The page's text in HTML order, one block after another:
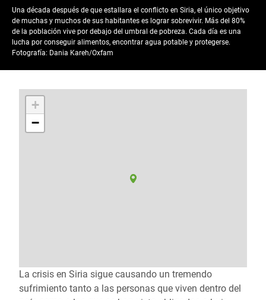
Una década después de que estallara el conflicto en Siria, el único objetivo
de muchas y muchos de sus habitantes es lograr sobrevivir. Más del 80%
de la población vive por debajo del umbral de pobreza. Cada día es una
lucha por conseguir alimentos, encontrar agua potable y protegerse.
Fotografía: Dania Kareh/Oxfam
+
−
La crisis en Siria sigue causando un tremendo
sufrimiento tanto a las personas que viven dentro del